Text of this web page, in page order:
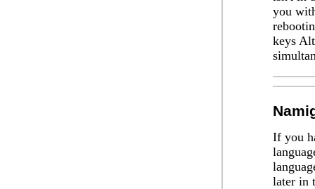
you
keys
If you
later in